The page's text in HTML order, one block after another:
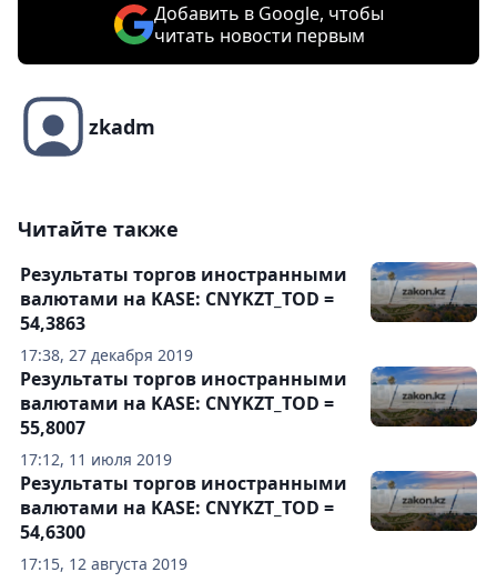
Добавить в Google, чтобы
читать новости первым
zkadm
Читайте также
17:38, 27 декабря 2019
Результаты торгов иностранными
валютами на KASE: CNYKZT_TOD =
54,3863
17:12, 11 июля 2019
Результаты торгов иностранными
валютами на KASE: CNYKZT_TOD =
55,8007
17:15, 12 августа 2019
Результаты торгов иностранными
валютами на KASE: CNYKZT_TOD =
54,6300